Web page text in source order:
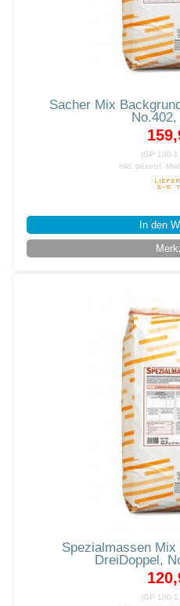
Sacher Mix
(GP 100-
inkl. gesetzl.
In den
Spezialmassen
DreiDoppel,
(GP 100-